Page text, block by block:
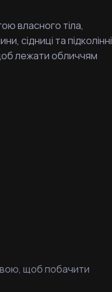
власного тіла,
сідниці та підколінні
лежати обличчям
щоб побачити